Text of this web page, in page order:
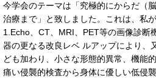
今学会のテーマは「究極的にからだ（
治療まで」と致しました。これは、私が
1.Echo、CT、MRI、PET等の画像診断
器の更なる改良レベ ルアップにより、
ども加わり、小さな形態的異常、機能
痛い侵襲的検査から身体に優しい低侵